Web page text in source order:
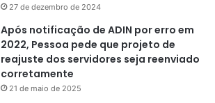
27 de dezembro de 2024
Após notificação de ADIN por erro em
2022, Pessoa pede que projeto de
reajuste dos servidores seja reenviado
corretamente
21 de maio de 2025